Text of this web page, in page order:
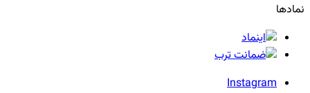
نمادها
Instagram